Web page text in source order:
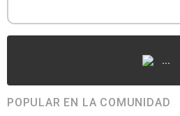
...
POPULAR EN LA COMUNIDAD